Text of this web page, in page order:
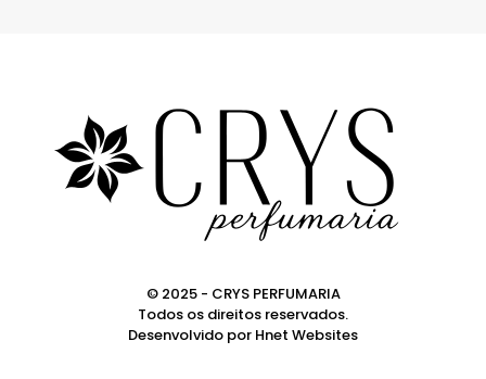
© 2025 - CRYS PERFUMARIA
Todos os direitos reservados.
Desenvolvido por Hnet Websites